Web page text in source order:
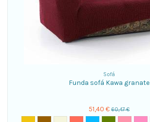
Sofá
Funda sofá Kawa granate
51,40 € 60,47 €